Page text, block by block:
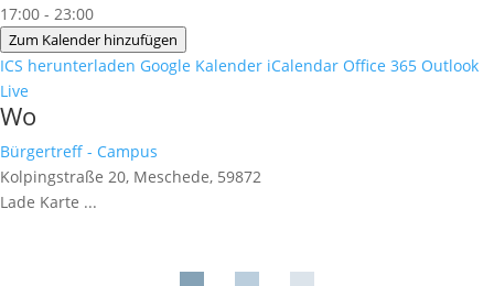
17:00 - 23:00
Zum Kalender hinzufügen
ICS herunterladen Google Kalender iCalendar Office 365 Outlook
Live
Wo
Bürgertreff - Campus
Kolpingstraße 20, Meschede, 59872
Lade Karte ...